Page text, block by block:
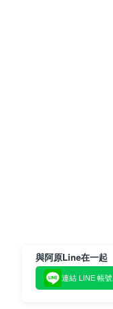
與阿原Line在一起
連結 LINE 帳號